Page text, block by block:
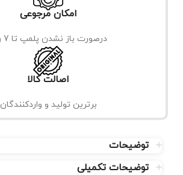
امکان مرجوعی
درصورت باز نشدن پلمپ تا 7 روز
اصالت کالا
برترین تولید و واردکنندگان
توضیحات
توضیحات تکمیلی